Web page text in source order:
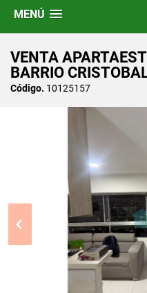
MENÚ
VENTA
BARRIO
Código. 10125157